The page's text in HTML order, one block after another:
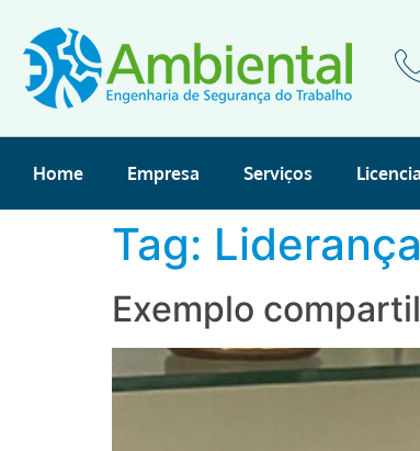
Home Empresa Serviços
Tag: Liderança
Exemplo